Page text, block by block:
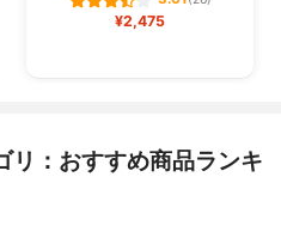
¥2,475
リ：おすすめ商品ランキ